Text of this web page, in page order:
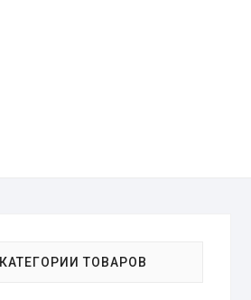
КАТЕГОРИИ ТОВАРОВ